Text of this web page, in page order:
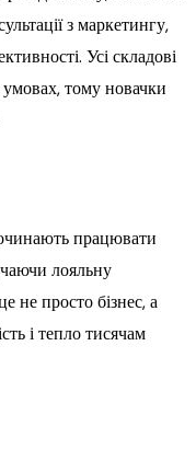
з маркетингу,
Усі складові
тому новачки
працювати
лояльну
не просто бізнес, а
і тепло тисячам